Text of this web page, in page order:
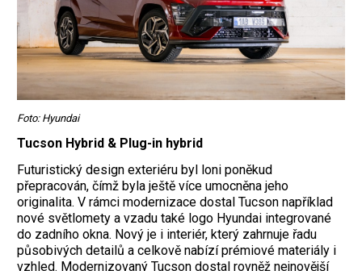
Foto: Hyundai
Tucson Hybrid & Plug-in hybrid
Futuristický design exteriéru byl loni poněkud
přepracován, čímž byla ještě více umocněna jeho
originalita. V rámci modernizace dostal­ ­Tucson například
nové světlomety a vzadu také logo Hyundai integrované
do zadního okna. Nový je i interiér, který zahrnuje řadu
působivých detailů a celkově nabízí prémiové materiály i
vzhled. Modernizovaný Tucson dostal rovněž nejnovější